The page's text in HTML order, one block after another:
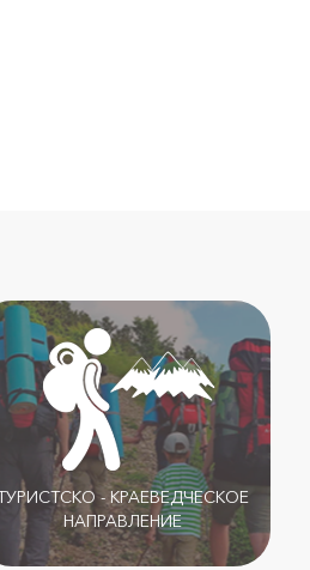
- КРАЕВЕДЧЕСКОЕ
НАПРАВЛЕНИЕ